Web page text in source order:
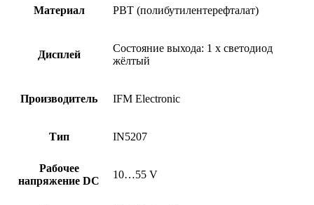
Материал PBT (полибутилентерефталат)
Дисплей
Состояние выхода: 1 x светодиод
жёлтый
Производитель IFM Electronic
Тип IN5207
Рабочее
напряжение DC
10…55 V